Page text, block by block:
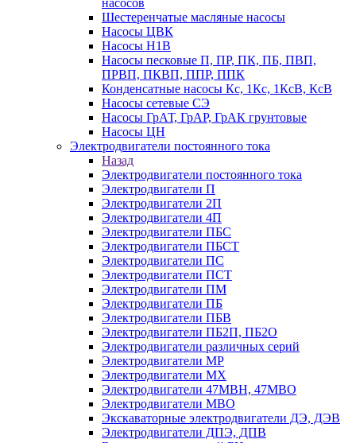
насосов
Шестеренчатые масляные насосы
Насосы ЦВК
Насосы Н1В
Насосы песковые П, ПР, ПК, ПБ, ПВП,
ПРВП, ПКВП, ППР, ППК
Конденсатные насосы Кс, 1Кс, 1КсВ, КсВ
Насосы сетевые СЭ
Насосы ГрАТ, ГрАР, ГрАК грунтовые
Насосы ЦН
Электродвигатели постоянного тока
Назад
Электродвигатели постоянного тока
Электродвигатели П
Электродвигатели 2П
Электродвигатели 4П
Электродвигатели ПБС
Электродвигатели ПБСТ
Электродвигатели ПС
Электродвигатели ПСТ
Электродвигатели ПМ
Электродвигатели ПБ
Электродвигатели ПБВ
Электродвигатели ПБ2П, ПБ2О
Электродвигатели различных серий
Электродвигатели МР
Электродвигатели MX
Электродвигатели 47MBH, 47МВО
Электродвигатели MBO
Экскаваторные электродвигатели ДЭ, ДЭВ
Электродвигатели ДПЭ, ДПВ